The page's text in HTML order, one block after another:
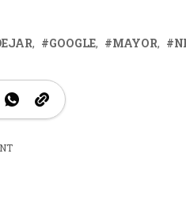
GOOGLE MAYOR